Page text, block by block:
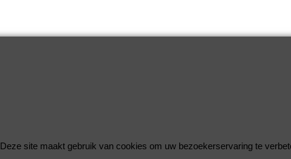
Deze site maakt gebruik van cookies om uw bezoekerservaring te